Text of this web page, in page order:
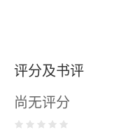
评分及书评
尚无评分